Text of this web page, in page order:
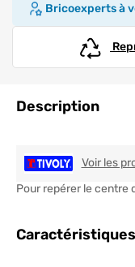
Bricoexperts à
Description
Voir les
Pour repérer le centre